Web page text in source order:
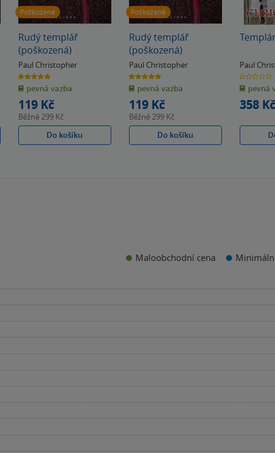
Poškozené
Rudý templář
(poškozená)
Paul Christopher
5.0
z
5
hvězdiček
pevná vazba
119 Kč
Běžně299 Kč
Do košíku
Poškozené
Rudý templář
(poškozená)
Paul Christopher
5.0
z
5
hvězdiček
pevná vazba
119 Kč
Běžně299 Kč
Do košíku
Paul
0.0
z
5
hvězdiček
pevná
358 Kč
Maloobchodní cena